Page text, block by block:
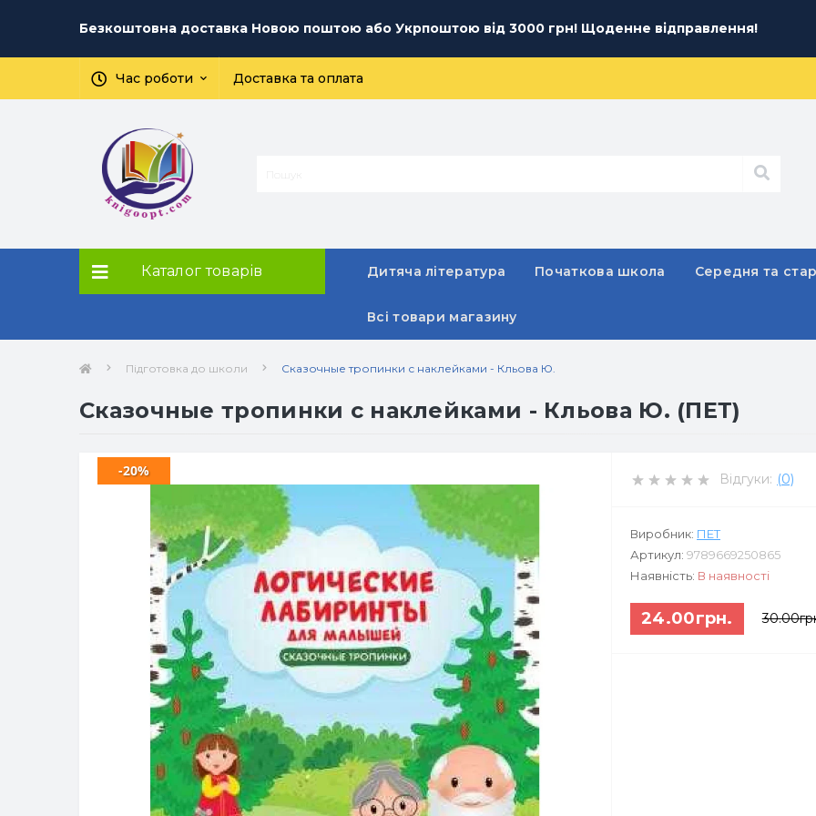
Безкоштовна доставка Новою поштою або Укрпоштою від 3000 грн! Щоденне відправлення!
Час роботи Доставка та оплата
Каталог товарів Дитяча література Початкова школа Середня та
Всі товари магазину
Підготовка до школи Сказочные тропинки с наклейками - Кльова Ю.
Сказочные тропинки с наклейками - Кльова Ю. (ПЕТ)
-20% Відгуки: (0)
Виробник: ПЕТ
Артикул: 9789669250865
Наявність: В наявності
24.00грн.